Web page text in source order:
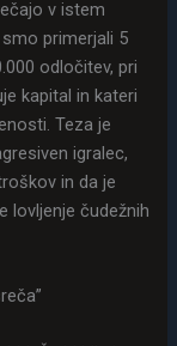
v istem
primerjali 5
odločitev, pri
kapital in kateri
Teza je
igralec,
in da je
lovljenje čudežnih